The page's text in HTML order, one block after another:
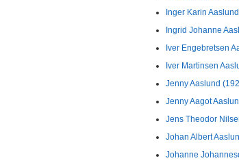
Inger Karin
Ingrid Johanne
Iver Engebretsen
Iver Martinsen
Jenny Aaslund
Jenny Aagot
Jens Theodor
Johan Albert
Johanne